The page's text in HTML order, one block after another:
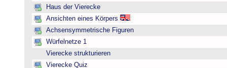
Haus der Vierecke
Ansichten eines Körpers
Achsensymmetrische Figuren
Würfelnetze 1
Vierecke strukturieren
Vierecke Quiz